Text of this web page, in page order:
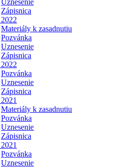
Uznesenie
Zápisnica
Materiály k zasadnutiu
Pozvánka
Uznesenie
Zápisnica
Pozvánka
Uznesenie
Zápisnica
Materiály k zasadnutiu
Pozvánka
Uznesenie
Zápisnica
Pozvánka
Uznesenie